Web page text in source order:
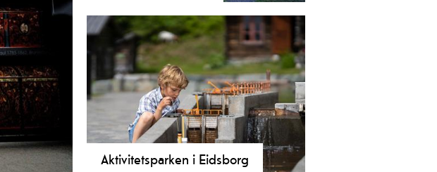
Sjarmerande lita stavkyrkje. Ligg ved
fantastiske Vest-Telemark museum
Eidsborg. Omvising tre gonger dagleg i
høgsesong. Utanom høgsesong er det
omvising etter behov/avtale.
Aktivitetsparken i Eidsborg